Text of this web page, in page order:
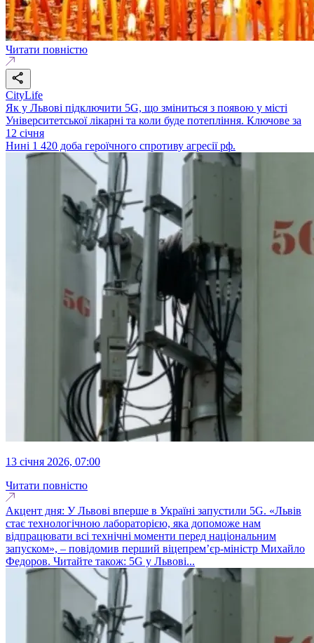
Читати повністю
CityLife
Як у Львові підключити 5G, що зміниться з появою у місті
Університетської лікарні та коли буде потепління. Ключове за
12 січня
Нині 1 420 доба героїчного спротиву агресії рф.
13 січня 2026, 07:00
Читати повністю
Акцент дня: У Львові вперше в Україні запустили 5G. «Львів
стає технологічною лабораторією, яка допоможе нам
відпрацювати всі технічні моменти перед національним
запуском», – повідомив перший віцепремʼєр-міністр Михайло
Федоров. Читайте також: 5G у Львові...